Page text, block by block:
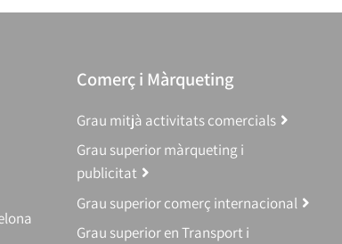
Comerç i Màrqueting
Grau mitjà activitats comercials
Grau superior màrqueting i
publicitat
Grau superior comerç internacional
Grau superior en Transport i